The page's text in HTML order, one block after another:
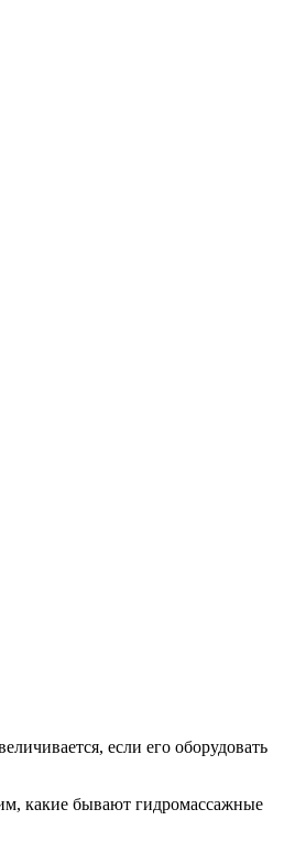
если его оборудовать
какие бывают гидромассажные